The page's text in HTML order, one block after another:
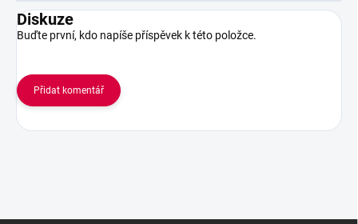
Diskuze
Buďte první, kdo napíše příspěvek k této položce.
Přidat komentář